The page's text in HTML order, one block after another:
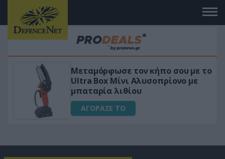
σου με το
«Μαγική» φόρμουλα
για αύξηση της λίμπιντο
ΑΓΟΡΑΣΕ ΤΟ